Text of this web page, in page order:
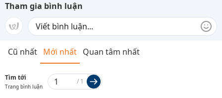
Tham gia bình luận
Cũ nhất Mới nhất Quan tâm nhất
Tìm tới
Trang bình luận
/ 1